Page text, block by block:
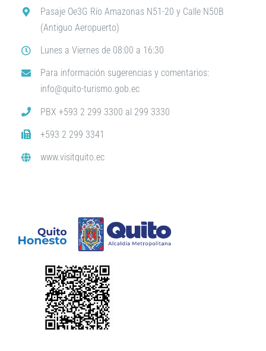
Pasaje Oe3G Río Amazonas N51-20 y Calle N50B
(Antiguo Aeropuerto)
Lunes a Viernes de 08:00 a 16:30
Para información sugerencias y comentarios:
info@quito-turismo.gob.ec
PBX +593 2 299 3300 al 299 3330
+593 2 299 3341
www.visitquito.ec